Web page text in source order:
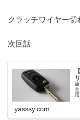
クラッチワイヤー
次回話
yasssy.com